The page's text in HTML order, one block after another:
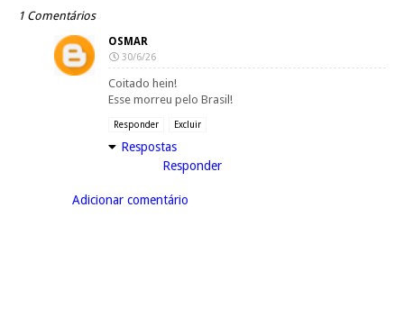
1 Comentários
OSMAR
30/6/26
Coitado hein!
Esse morreu pelo Brasil!
Responder Excluir
Respostas
Responder
Adicionar comentário